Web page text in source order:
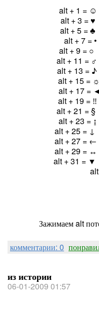
alt + 1
alt + 3
alt + 5
alt + 7
alt + 9
alt + 11
alt + 13
alt + 15
alt + 17
alt + 19
alt + 21
alt + 23
alt + 25
alt + 27
alt + 29
alt + 31
Зажимаем alt
комментарии: 0
из истории
06-01-2009 01:57